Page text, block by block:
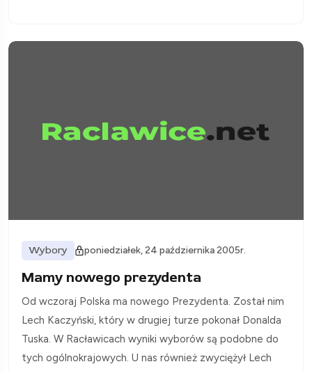
Wybory poniedziałek, 24 października 2005r.
Mamy nowego prezydenta
Od wczoraj Polska ma nowego Prezydenta. Został nim
Lech Kaczyński, który w drugiej turze pokonał Donalda
Tuska. W Racławicach wyniki wyborów są podobne do
tych ogólnokrajowych. U nas również zwyciężył Lech